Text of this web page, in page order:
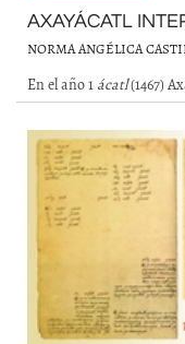
AXAYÁCATL
NORMA ANGÉLICA
En el año 1 ácatl(1467)